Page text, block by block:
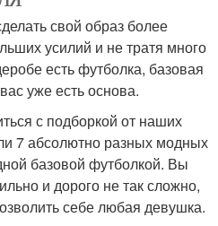
свой образ более
усилий и не тратя много
есть футболка, базовая
уже есть основа.
с подборкой от наших
7 абсолютно разных модных
базовой футболкой. Вы
и дорого не так сложно,
себе любая девушка.